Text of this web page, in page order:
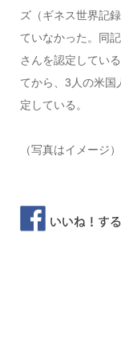
ズ（ギネス世界記
ていなかった。同
さんを認定してい
てから、3人の米国
定している。
（写真はイメージ）